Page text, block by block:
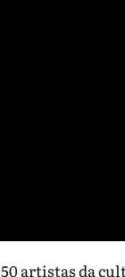
artistas da